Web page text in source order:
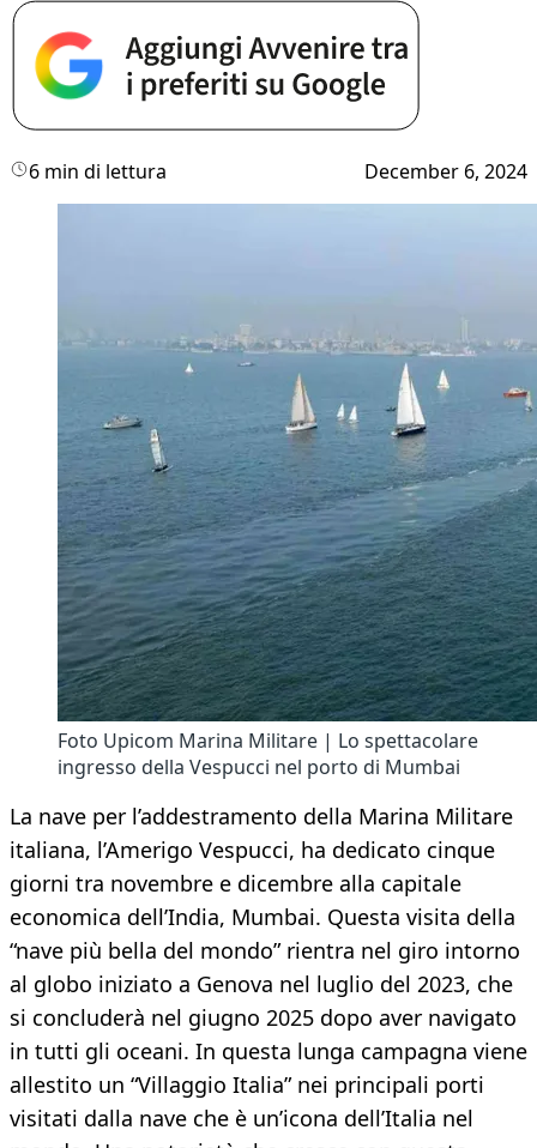
6 min di lettura December 6, 2024
Foto Upicom Marina Militare | Lo spettacolare
ingresso della Vespucci nel porto di Mumbai
La nave per l’addestramento della Marina Militare
italiana, l’Amerigo Vespucci, ha dedicato cinque
giorni tra novembre e dicembre alla capitale
economica dell’India, Mumbai. Questa visita della
“nave più bella del mondo” rientra nel giro intorno
al globo iniziato a Genova nel luglio del 2023, che
si concluderà nel giugno 2025 dopo aver navigato
in tutti gli oceani. In questa lunga campagna viene
allestito un “Villaggio Italia” nei principali porti
visitati dalla nave che è un’icona dell’Italia nel